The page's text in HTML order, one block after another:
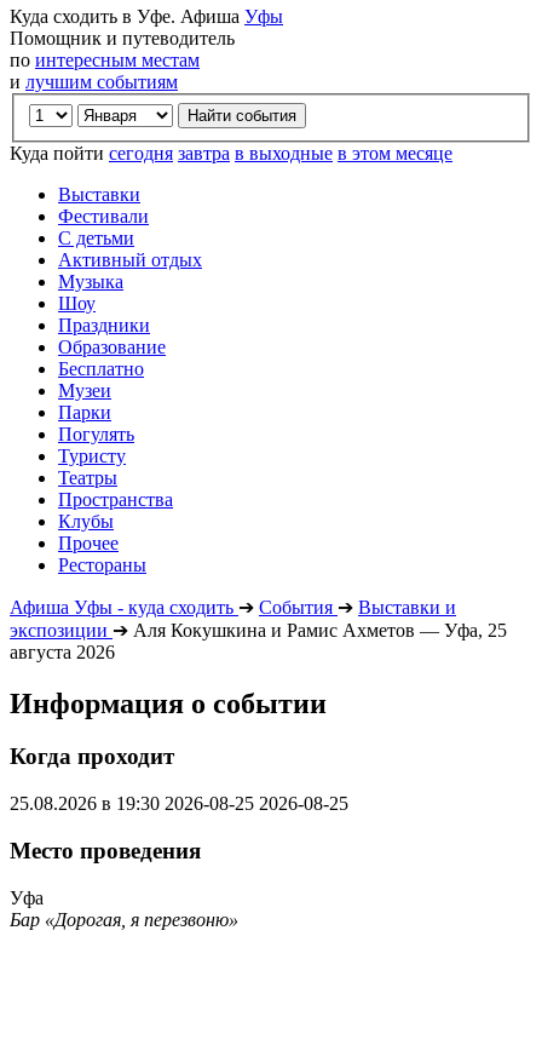
Куда сходить в Уфе. Афиша Уфы
Помощник и путеводитель
по интересным местам
и лучшим событиям
Куда пойти сегодня завтра в выходные в этом месяце
Выставки
Фестивали
С детьми
Активный отдых
Музыка
Шоу
Праздники
Образование
Бесплатно
Музеи
Парки
Погулять
Туристу
Театры
Пространства
Клубы
Прочее
Рестораны
Афиша Уфы - куда сходить ➔ События ➔ Выставки и
экспозиции ➔ Аля Кокушкина и Рамис Ахметов — Уфа, 25
августа 2026
Информация о событии
Когда проходит
25.08.2026 в 19:30 2026-08-25 2026-08-25
Место проведения
Уфа
Бар «Дорогая, я перезвоню»